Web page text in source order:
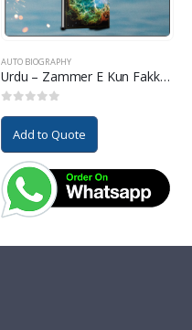
AUTO BIOGRAPHY
Urdu – Zammer E Kun Fakkan Ha Zindagi
Add to Quote